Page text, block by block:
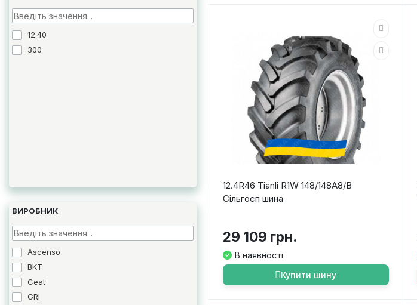
12.40
300
ВИРОБНИК
Ascenso
BKT
Ceat
GRI
12.4R46 Tianli R1W 148/148A8/B
Сільгосп шина
29 109 грн.
В наявності
Купити шину